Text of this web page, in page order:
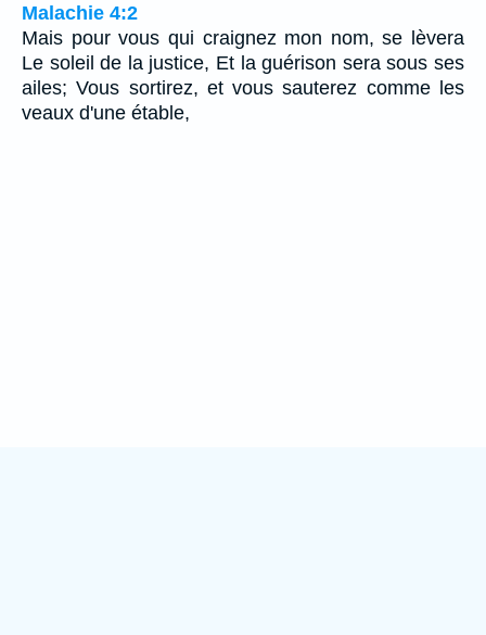
Malachie 4:2
Mais pour vous qui craignez mon nom, se lèvera
Le soleil de la justice, Et la guérison sera sous ses
ailes; Vous sortirez, et vous sauterez comme les
veaux d'une étable,